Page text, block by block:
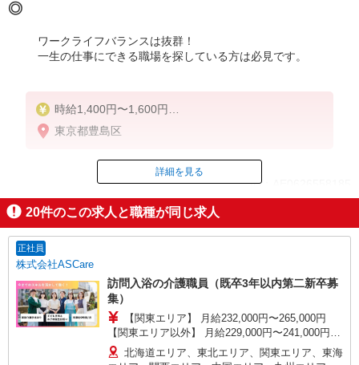
◎
ワークライフバランスは抜群！
一生の仕事にできる職場を探している方は必見です。
時給1,400円〜1,600円
★週払いOK（規定あり）
東京都豊島区
ID：AE0626558185
掲載期間終了
詳細を見る
20件のこの求人と職種が同じ求人
正社員
株式会社ASCare
訪問入浴の介護職員（既卒3年以内第二新卒募
集）
【関東エリア】 月給232,000円〜265,000円
【関東エリア以外】 月給229,000円〜241,000円
※勤務地域により異なります ※地域手当含む ※交
付金手当含む ※各種手当は待遇項目を参照 ◎キャ
北海道エリア、東北エリア、関東エリア、東海